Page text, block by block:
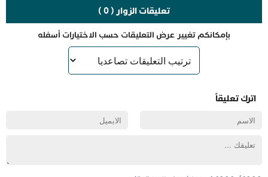
تعليقات الزوار ( 0 )
بإمكانكم تغيير عرض التعليقات حسب الاختيارات أسفله
اترك تعليقاً